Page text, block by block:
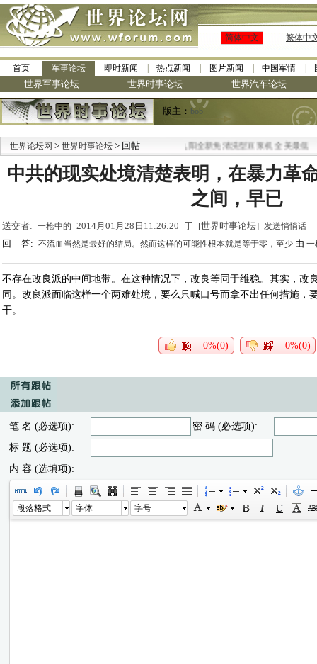
简体中文 繁体中
首页 军事论坛 即时新闻 热点新闻 图片新闻 中国军情
世界军事论坛 世界时事论坛 世界汽车论坛
版主： bob
世界论坛网 > 世界时事论坛 > 回帖 九阳全新免清洗型豆浆机 全美最低
中共的现实处境清楚表明，在暴力革
之间，早已
送交者: 一枪中的 2014月01月28日11:26:20 于 [世界时事论坛] 发送悄悄话
回 答: 不流血当然是最好的结局。然而这样的可能性根本就是等于零，至少 由 一
不存在改良派的中间地带。在这种情况下，改良等同于维稳。其实，改
同。改良派面临这样一个两难处境，要么只喊口号而拿不出任何措施，
干。
0%(0) 0%(0)
笔 名 (必选项):
密 码 (必选项):
标 题 (必选项):
内 容 (选填项):
段落格式 字体 字号